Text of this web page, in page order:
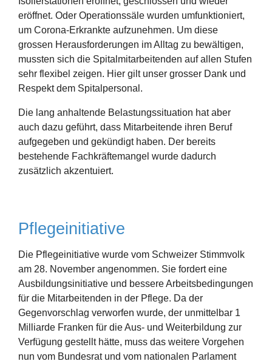
eröffnet. Oder Operationssäle wurden umfunktioniert,
um Corona-Erkrankte aufzunehmen. Um diese
grossen Herausforderungen im Alltag zu bewältigen,
mussten sich die Spitalmitarbeitenden auf allen Stufen
sehr flexibel zeigen. Hier gilt unser grosser Dank und
Respekt dem Spitalpersonal.
Die lang anhaltende Belastungssituation hat aber
auch dazu geführt, dass Mitarbeitende ihren Beruf
aufgegeben und gekündigt haben. Der bereits
bestehende Fachkräftemangel wurde dadurch
zusätzlich akzentuiert.
Pflegeinitiative
Die Pflegeinitiative wurde vom Schweizer Stimmvolk
am 28. November angenommen. Sie fordert eine
Ausbildungsinitiative und bessere Arbeitsbedingungen
für die Mitarbeitenden in der Pflege. Da der
Gegenvorschlag verworfen wurde, der unmittelbar 1
Milliarde Franken für die Aus- und Weiterbildung zur
Verfügung gestellt hätte, muss das weitere Vorgehen
nun vom Bundesrat und vom nationalen Parlament